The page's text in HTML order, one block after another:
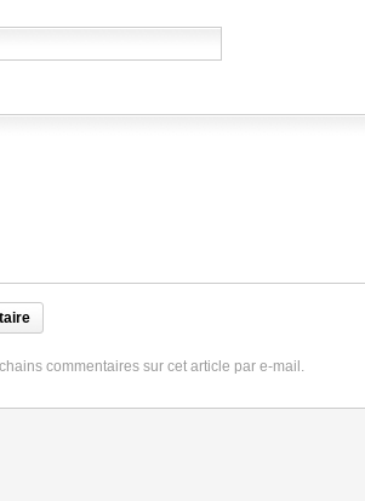
commentaires sur cet article par e-mail.